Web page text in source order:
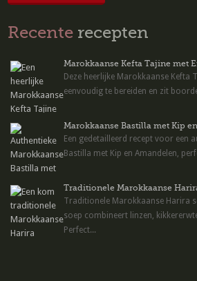
Recente recepten
Marokkaanse Kefta Tajine met
Deze heerlijke Marokkaanse Kefta
eenvoudig te bereiden en zit
Marokkaanse Bastilla met Kip
Een gedetailleerd recept voor een
Bastilla met Kip en Amandelen,
Traditionele Marokkaanse
Traditionele Marokkaanse Harira
soep combineert linzen,
Perfect...